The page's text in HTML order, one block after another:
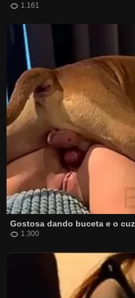
1.161
Gostosa dando buceta e o
1.300